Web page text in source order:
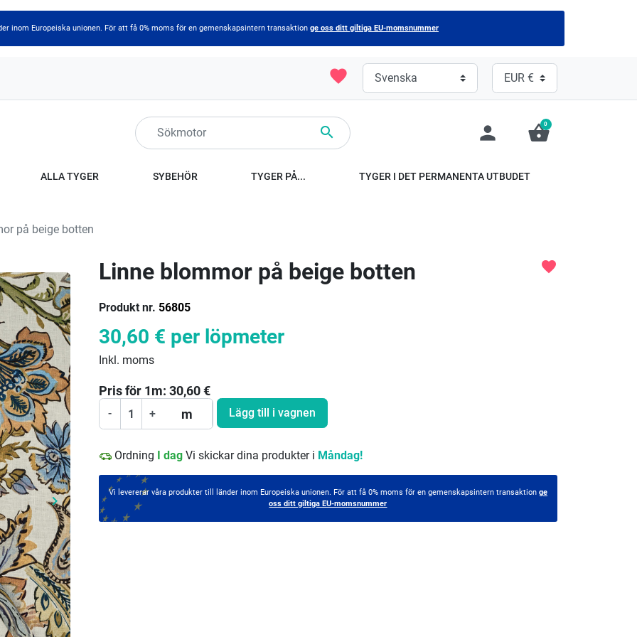
inom Europeiska unionen. För att få 0% moms för en gemenskapsintern transaktion ge oss ditt giltiga EU-momsnummer
favorite
 person shopping_basket
0
ALLA TYGER SYBEHÖR TYGER PÅ... TYGER I DET PERMANENTA UTBUDET
på beige botten
Nästa
keyboard_arrow_right
Linne blommor på beige botten
Produkt nr. 56805
favorite
30,60 € per löpmeter
Inkl. moms
Pris för 1m: 30,60€
- + m Lägg till i vagnen
Ordning I dag Vi skickar dina produkter i Måndag!
Vi levererar våra produkter till länder inom Europeiska unionen. För att få 0% moms för en gemenskapsintern transaktion ge
oss ditt giltiga EU-momsnummer